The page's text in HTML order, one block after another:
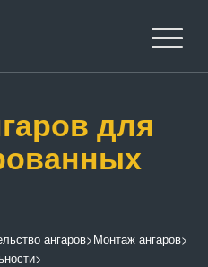
для
ангаров>Монтаж ангаров>
>